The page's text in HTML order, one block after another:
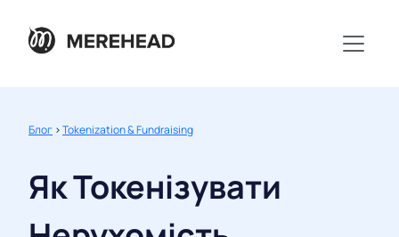
Блог >Tokenization & Fundraising
Як Токенізувати